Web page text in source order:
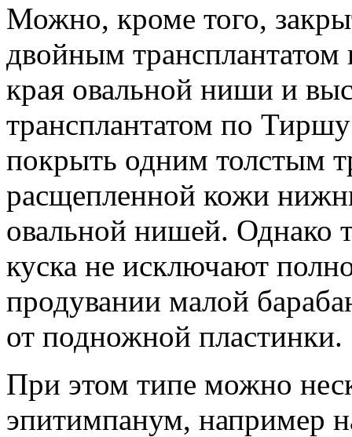
Можно, кроме того,
двойным
края овальной ниши и
трансплантатом по
покрыть одним толстым
расщепленной кожи
овальной нишей. Однако
куска не исключают
продувании малой
от подножной пластинки.
При этом типе можно
эпитимпанум, например